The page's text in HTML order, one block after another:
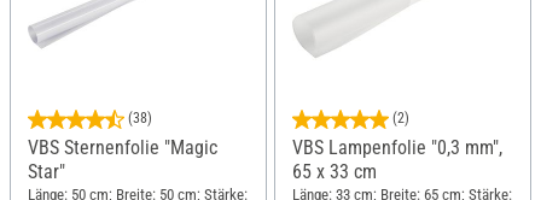
(38)
VBS Sternenfolie "Magic
Star"
Länge: 50 cm; Breite: 50 cm; Stärke:
(2)
VBS Lampenfolie "0,3 mm",
65 x 33 cm
Länge: 33 cm; Breite: 65 cm; Stärke: